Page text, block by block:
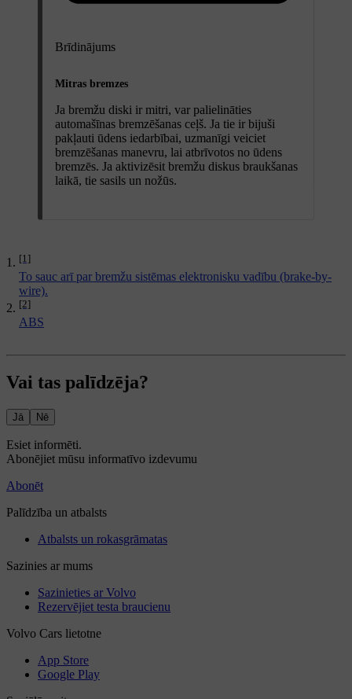
Brīdinājums
Mitras bremzes
Ja bremžu diski ir mitri, var palielināties
automašīnas bremzēšanas ceļš. Ja tie ir bijuši
pakļauti ūdens iedarbībai, uzmanīgi veiciet
bremzēšanas manevru, lai atbrīvotos no ūdens
bremzēs. Ja aktivizēsit bremžu diskus braukšanas
laikā, tie sasils un nožūs.
[1]
To sauc arī par bremžu sistēmas elektronisku vadību (brake-by-
wire).
[2]
ABS
Vai tas palīdzēja?
Jā Nē